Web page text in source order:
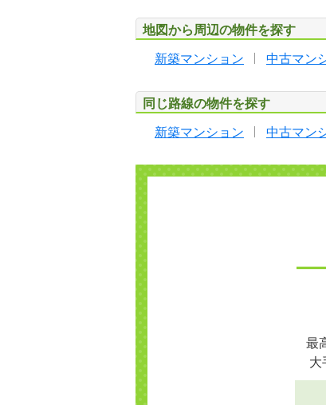
地図から周辺の物件を探す
新築マンション 中古マン
同じ路線の物件を探す
新築マンション 中古マン
最
大